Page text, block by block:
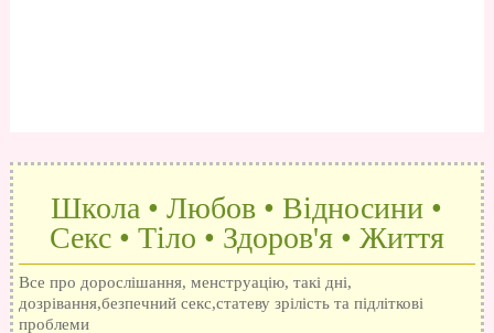
Школа • Любов • Відносини •
Секс • Тіло • Здоров'я • Життя
Все про дорослішання, менструацію, такі дні,
дозрівання,безпечний секс,статеву зрілість та підліткові
проблеми